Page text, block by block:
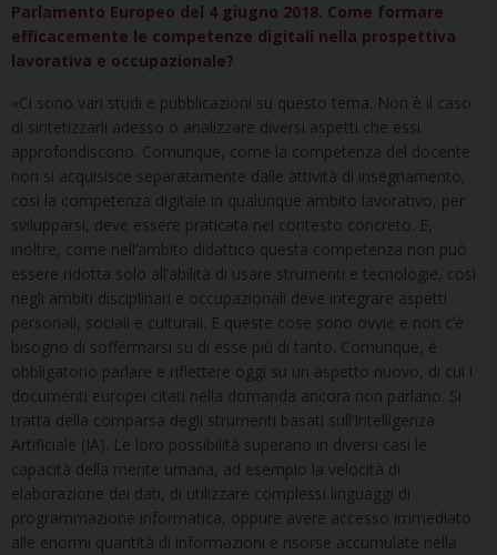
Parlamento Europeo del 4 giugno 2018. Come formare
efficacemente le competenze digitali nella prospettiva
lavorativa e occupazionale?
«Ci sono vari studi e pubblicazioni su questo tema. Non è il caso
di sintetizzarli adesso o analizzare diversi aspetti che essi
approfondiscono. Comunque, come la competenza del docente
non si acquisisce separatamente dalle attività di insegnamento,
così la competenza digitale in qualunque ambito lavorativo, per
svilupparsi, deve essere praticata nel contesto concreto. E,
inoltre, come nell’ambito didattico questa competenza non può
essere ridotta solo all’abilità di usare strumenti e tecnologie, così
negli ambiti disciplinari e occupazionali deve integrare aspetti
personali, sociali e culturali. E queste cose sono ovvie e non c’è
bisogno di soffermarsi su di esse più di tanto. Comunque, è
obbligatorio parlare e riflettere oggi su un aspetto nuovo, di cui i
documenti europei citati nella domanda ancora non parlano. Si
tratta della comparsa degli strumenti basati sull’Intelligenza
Artificiale (IA). Le loro possibilità superano in diversi casi le
capacità della mente umana, ad esempio la velocità di
elaborazione dei dati, di utilizzare complessi linguaggi di
programmazione informatica, oppure avere accesso immediato
alle enormi quantità di informazioni e risorse accumulate nella